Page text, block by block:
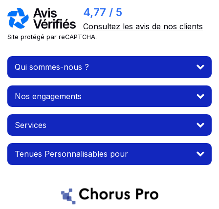
4,77 / 5
Consultez les avis de nos clients
Site protégé par reCAPTCHA.
Qui sommes-nous ?
Nos engagements
Services
Tenues Personnalisables pour